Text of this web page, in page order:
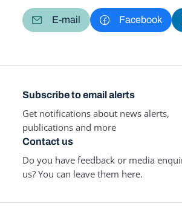
E-mail Facebook
Subscribe to email alerts
Get notifications about news alerts,
publications and more
Contact us
Do you have feedback or media
us? You can leave them here.